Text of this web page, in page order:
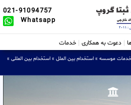
021-91094757
Whatsapp
دعوت به همکاری خدمات
خدمات موسسه » استخدام بین الملل » استخدام بین المللی »